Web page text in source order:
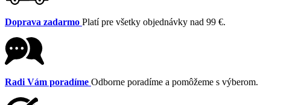
Doprava zadarmo Platí pre všetky objednávky nad 99 €.
Radi Vám poradíme Odborne poradíme a pomôžeme s výberom.